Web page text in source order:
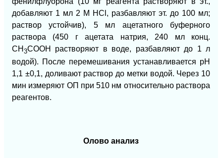
добавляют 1 мл 2 М НСl, разбавляют эт. до 100 мл;
раствор устойчив), 5 мл ацетатного буферного
раствора (450 г ацетата натрия, 240 мл конц.
СН 3СООН растворяют в воде, разбавляют до 1 л
водой). После перемешивания устанавливается рН
1,1 ±0,1, доливают раствор до метки водой. Через 10
мин измеряют ОП при 510 нм относительно раствора
реагентов.
Олово анализ